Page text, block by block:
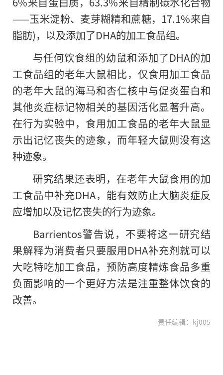
——玉米淀粉、麦芽糊精和蔗糖，17.1%来自
脂肪)，以及添加了DHA的加工食品组。
与任何饮食组的幼鼠和添加了DHA的加
工食品组的老年大鼠相比，仅食用加工食品
的老年大鼠的海马和杏仁核中与促炎蛋白和
其他炎症标记物相关的基因活化显著升高。
在行为实验中，食用加工食品的老年大鼠显
示出记忆丧失的迹象，而年轻大鼠则没有这
种迹象。
研究结果还表明，在老年大鼠食用的加
工食品中补充DHA，能有效防止大脑炎症反
应增加以及记忆丧失的行为迹象。
Barrientos警告说，不要将这一研究结
果解释为消费者只要服用DHA补充剂就可以
大吃特吃加工食品，预防高度精炼食品多重
负面影响的一个更好方法是注重整体饮食的
改善。
责任编辑：kj005